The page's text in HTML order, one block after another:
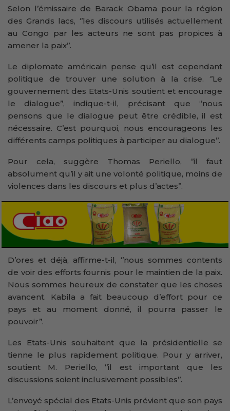
Selon l’émissaire de Barack Obama pour la région
des Grands lacs, ‘’les discours utilisés actuellement
au Congo par les acteurs ne sont pas propices à
amener la paix’’.
Le diplomate américain pense qu’il est cependant
politique de trouver une solution à la crise. ‘’Le
gouvernement des Etats-Unis soutient et encourage
le dialogue’’, indique-t-il, précisant que ‘’nous
pensons que le dialogue peut être crédible, il est
nécessaire. C’est pourquoi, nous encourageons les
différents camps politiques à participer au dialogue’’.
Pour cela, suggère Thomas Periello, ‘’il faut
absolument qu’il y ait une volonté politique, moins de
violences dans les discours et plus d’actes’’.
D’ores et déjà, affirme-t-il, ‘’nous sommes contents
de voir des efforts fournis pour le maintien de la paix.
Nous sommes heureux de constater que les choses
avancent. Kabila a fait beaucoup d’effort pour ce
pays et au moment donné, il pourra passer le
pouvoir’’.
Les Etats-Unis souhaitent que la présidentielle se
tienne le plus rapidement politique. Pour y arriver,
soutient M. Periello, ‘’il est important que les
discussions soient inclusivement possibles’’.
L’envoyé spécial des Etats-Unis prévient que son pays